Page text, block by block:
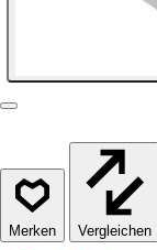
Vergleichen